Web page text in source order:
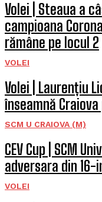
Volei | Steaua a
campioana
rămâne pe locul 2
VOLEI
Volei | Laurențiu
înseamnă
SCM U CRAIOVA (M)
CEV Cup | SCM
adversara din 16-
VOLEI